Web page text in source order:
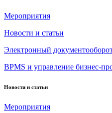
Мероприятия
Новости и статьи
Электронный
BPMS и управление бизнес-
Новости и статьи
Мероприятия